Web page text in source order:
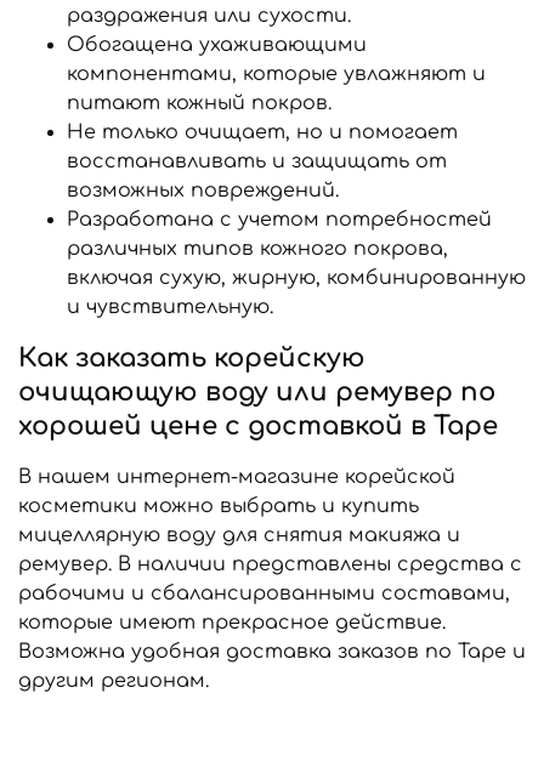
раздражения или сухости.
Обогащена ухаживающими
компонентами, которые увлажняют и
питают кожный покров.
Не только очищает, но и помогает
восстанавливать и защищать от
возможных повреждений.
Разработана с учетом потребностей
различных типов кожного покрова,
включая сухую, жирную, комбинированную
и чувствительную.
Как заказать корейскую
очищающую воду или ремувер по
хорошей цене с доставкой в Таре
В нашем интернет-магазине корейской
косметики можно выбрать и купить
мицеллярную воду для снятия макияжа и
ремувер. В наличии представлены средства с
рабочими и сбалансированными составами,
которые имеют прекрасное действие.
Возможна удобная доставка заказов по Таре и
другим регионам.